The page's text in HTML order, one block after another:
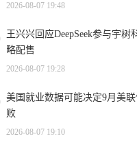
2026-08-07 19:48
王兴兴回应DeepSeek参与宇树
略配售
2026-08-07 19:28
美国就业数据可能决定9月美
败
2026-08-07 19:10